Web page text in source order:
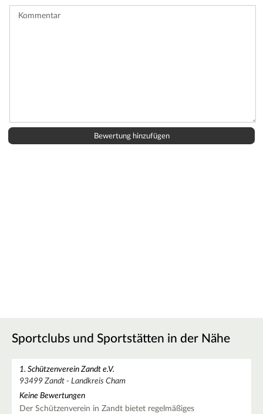
Sportclubs und Sportstätten in der Nähe
1. Schützenverein Zandt e.V.
93499 Zandt - Landkreis Cham
Keine Bewertungen
Der Schützenverein in Zandt bietet regelmäßiges